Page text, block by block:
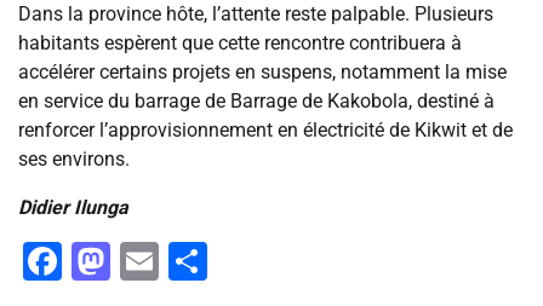
Dans la province hôte, l’attente reste palpable. Plusieurs
habitants espèrent que cette rencontre contribuera à
accélérer certains projets en suspens, notamment la mise
en service du barrage de Barrage de Kakobola, destiné à
renforcer l’approvisionnement en électricité de Kikwit et de
ses environs.
Didier Ilunga
Facebook
Mastodon
Email